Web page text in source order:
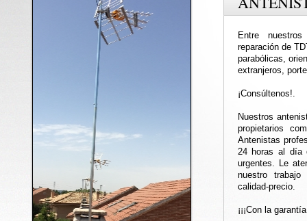
Entre
reparación de
parabólicas,
extranjeros,
¡Consúltenos!.
Nuestros
propietarios
Antenistas
24 horas al día
urgentes. Le
nuestro
calidad-precio.
¡¡¡Con la